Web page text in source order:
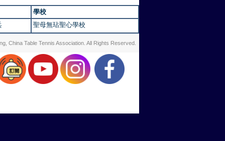
學校
聖母無玷聖心學校